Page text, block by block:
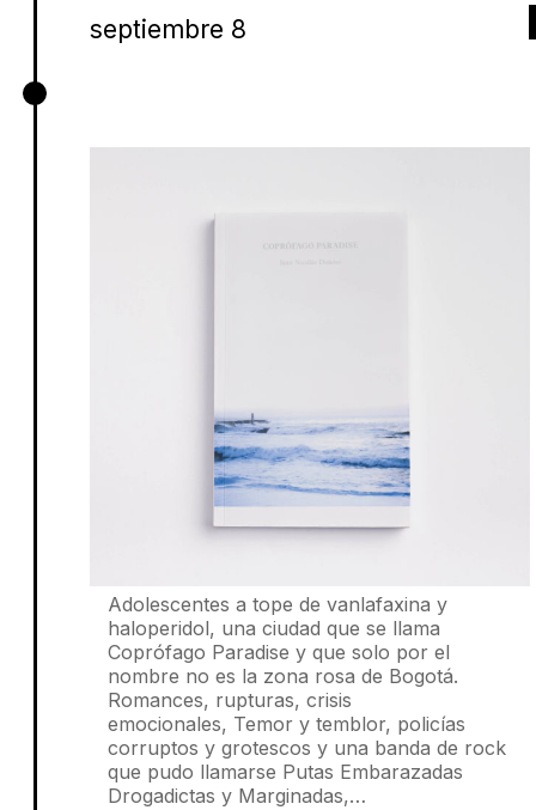
septiembre 8
Adolescentes a tope de vanlafaxina y
haloperidol, una ciudad que se llama
Coprófago Paradise y que solo por el
nombre no es la zona rosa de Bogotá.
Romances, rupturas, crisis
emocionales, Temor y temblor, policías
corruptos y grotescos y una banda de rock
que pudo llamarse Putas Embarazadas
Drogadictas y Marginadas,…